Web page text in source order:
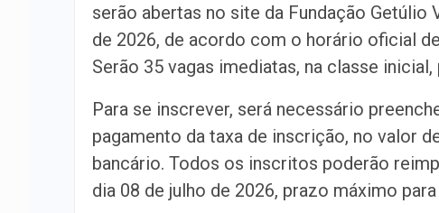
serão abertas no site da Fundação Getúlio
de 2026, de acordo com o horário oficial
Serão 35 vagas imediatas, na classe
Para se inscrever, será necessário
pagamento da taxa de inscrição, no valor
bancário. Todos os inscritos poderão
dia 08 de julho de 2026, prazo máximo